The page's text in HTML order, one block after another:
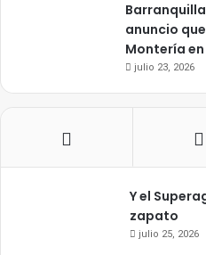
anuncio
Montería
julio 23, 2026
Y el
zapato
julio 25, 2026